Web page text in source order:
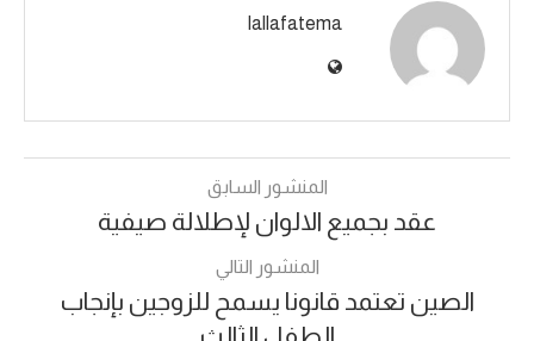
lallafatema
المنشور السابق
عقد بجميع الالوان لإطلالة صيفية
المنشور التالي
الصين تعتمد قانونا يسمح للزوجين بإنجاب
الطفل الثالث